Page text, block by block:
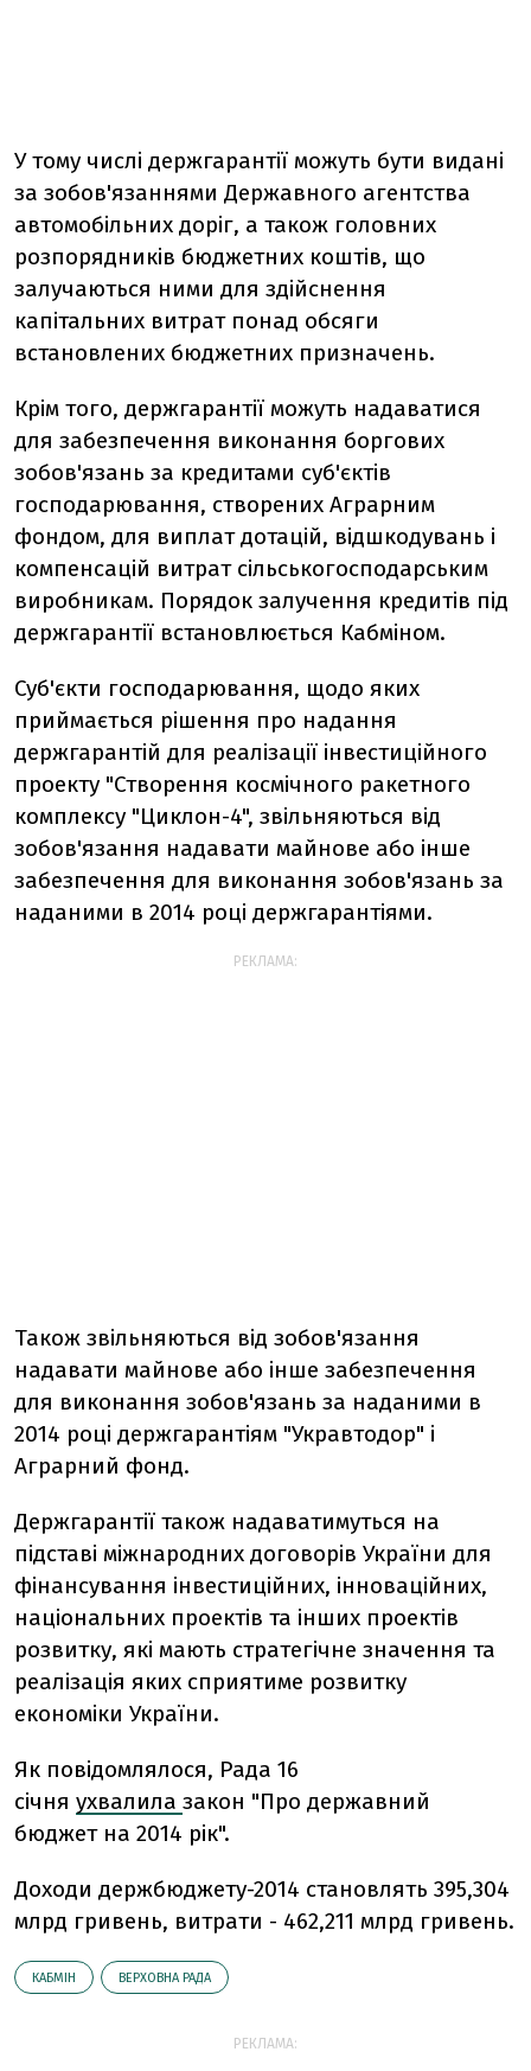
У тому числі держгарантії можуть бути видані
за зобов'язаннями Державного агентства
автомобільних доріг, а також головних
розпорядників бюджетних коштів, що
залучаються ними для здійснення
капітальних витрат понад обсяги
встановлених бюджетних призначень.
Крім того, держгарантії можуть надаватися
для забезпечення виконання боргових
зобов'язань за кредитами суб'єктів
господарювання, створених Аграрним
фондом, для виплат дотацій, відшкодувань і
компенсацій витрат сільськогосподарським
виробникам. Порядок залучення кредитів під
держгарантії встановлюється Кабміном.
Суб'єкти господарювання, щодо яких
приймається рішення про надання
держгарантій для реалізації інвестиційного
проекту "Створення космічного ракетного
комплексу "Циклон-4", звільняються від
зобов'язання надавати майнове або інше
забезпечення для виконання зобов'язань за
наданими в 2014 році держгарантіями.
РЕКЛАМА:
Також звільняються від зобов'язання
надавати майнове або інше забезпечення
для виконання зобов'язань за наданими в
2014 році держгарантіям "Укравтодор" і
Аграрний фонд.
Держгарантії також надаватимуться на
підставі міжнародних договорів України для
фінансування інвестиційних, інноваційних,
національних проектів та інших проектів
розвитку, які мають стратегічне значення та
реалізація яких сприятиме розвитку
економіки України.
Як повідомлялося, Рада 16
січня ухвалила закон "Про державний
бюджет на 2014 рік".
Доходи держбюджету-2014 становлять 395,304
млрд гривень, витрати - 462,211 млрд гривень.
КАБМІН ВЕРХОВНА РАДА
РЕКЛАМА: